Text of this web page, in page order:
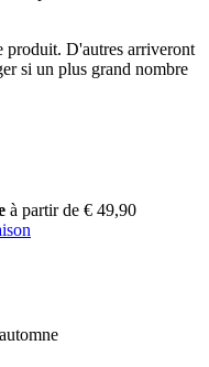
produit. D'autres arriveront
si un plus grand nombre
à partir de € 49,90